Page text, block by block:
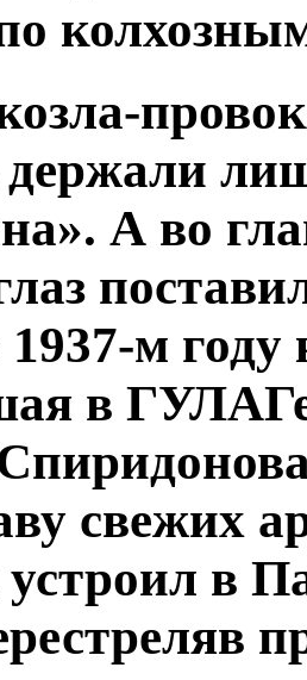
А во
1937-м
в ГУЛАГе
свежих
в